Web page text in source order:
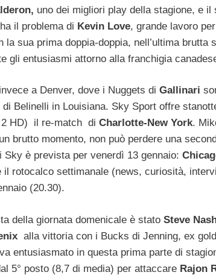
uno dei migliori play della stagione, e
il problema di Kevin Love, grande lavoro per
la sua prima doppia-doppia, nell’ultima brutta
gli entusiasmi attorno alla franchigia
a Denver, dove i Nuggets di Gallinari
di Belinelli in Louisiana. Sky Sport offre
2 HD) il re-match di Charlotte-New York.
brutto momento, non può perdere una
è prevista per venerdì 13 gennaio:
il rotocalco settimanale (news, curiosità,
(20.30).
della giornata domenicale è stato Steve
alla vittoria con i Bucks di Jenning, ex
entusiasmato in questa prima parte di
5° posto (8,7 di media) per attaccare Rajon